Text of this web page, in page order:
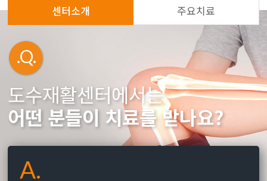
센터소개 주요치료
.Q.
도수재활센터에서는
어떤 분들이 치료를 받나요?
A.